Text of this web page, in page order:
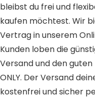
bleibst du frei und
kaufen möchtest. Wir
Vertrag in unserem
Kunden loben die
Versand und den guten
ONLY. Der Versand
kostenfrei und sicher